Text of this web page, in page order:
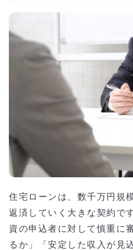
住宅ローンは、数千万円規
返済していく大きな契約で
資の申込者に対して慎重に
るか」「安定した収入が見